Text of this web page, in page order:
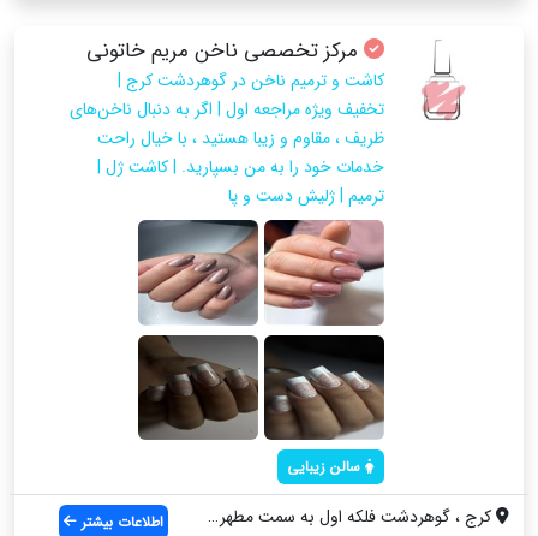
مرکز تخصصی ناخن مریم خاتونی
کاشت و ترمیم ناخن در گوهردشت کرج |
تخفیف ویژه مراجعه اول | اگر به دنبال ناخن‌های
ظریف ، مقاوم و زیبا هستید ، با خیال راحت
خدمات خود را به من بسپارید. | کاشت ژل |
ترمیم | ژلیش دست و پا
سالن زیبایی
کرج ، گوهردشت فلکه اول به سمت مطهری، نرس... اطلاعات بیشتر